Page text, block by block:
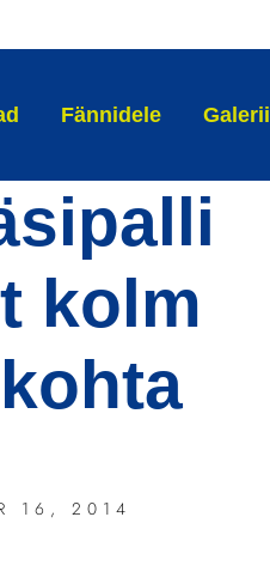
Fännidele Galerii
kolm
16, 2014